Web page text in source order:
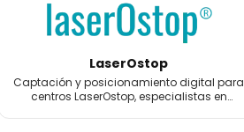
LaserOstop
Captación y posicionamiento digital para
centros LaserOstop, especialistas en